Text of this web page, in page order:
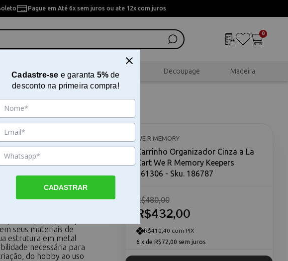
Pague em Até 6x sem juros ou ate 12x com juros
0
Pintura Artesanal Scrapbook Decoupage Madeira
Cinza a La Cart We
a La Cart O Carrinho
seus materiais de
estrutura em metal
necessária para
do hobby ao uso
WE R MEMORY
Carrinho Organizador Cinza a La
Cart We R Memory Keepers
661306 - Sku. 186787
R$432,00
R$480,00
R$410,40 com PIX
6 x de R$72,00 sem juros
Cadastre-se e garanta 5%de
desconto na primeira compra!
CADASTRAR